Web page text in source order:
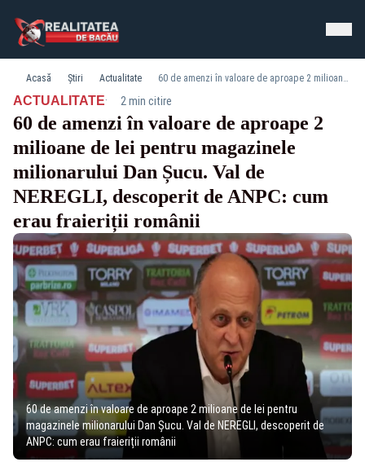
Acasă Știri Actualitate 60 de amenzi în valoare de aproape 2 milioane de lei pentru magazinele milionarului Dan Șucu. Val de NEREGLI, descoperit de ANPC: cum erau fraieriții românii
ACTUALITATE· 2 min citire
60 de amenzi în valoare de aproape 2
milioane de lei pentru magazinele
milionarului Dan Șucu. Val de
NEREGLI, descoperit de ANPC: cum
erau fraieriții românii
60 de amenzi în valoare de aproape 2 milioane de lei pentru
magazinele milionarului Dan Șucu. Val de NEREGLI, descoperit de
ANPC: cum erau fraieriții românii